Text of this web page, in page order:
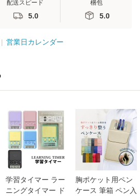
配送スピード
5.0
梱包
5.0
営業日カレンダー
学習タイマー ラー
ニングタイマー ド
胸ポケット用ペン
ケース 筆箱 ペン入